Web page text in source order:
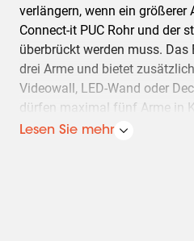
verlängern, wenn ein größerer
Connect-it PUC Rohr und der
überbrückt werden muss.
drei Arme und bietet
Videowall, LED-Wand oder
dürfen maximal fünf Arme in
9141 verwendet werden.
Lesen Sie mehr